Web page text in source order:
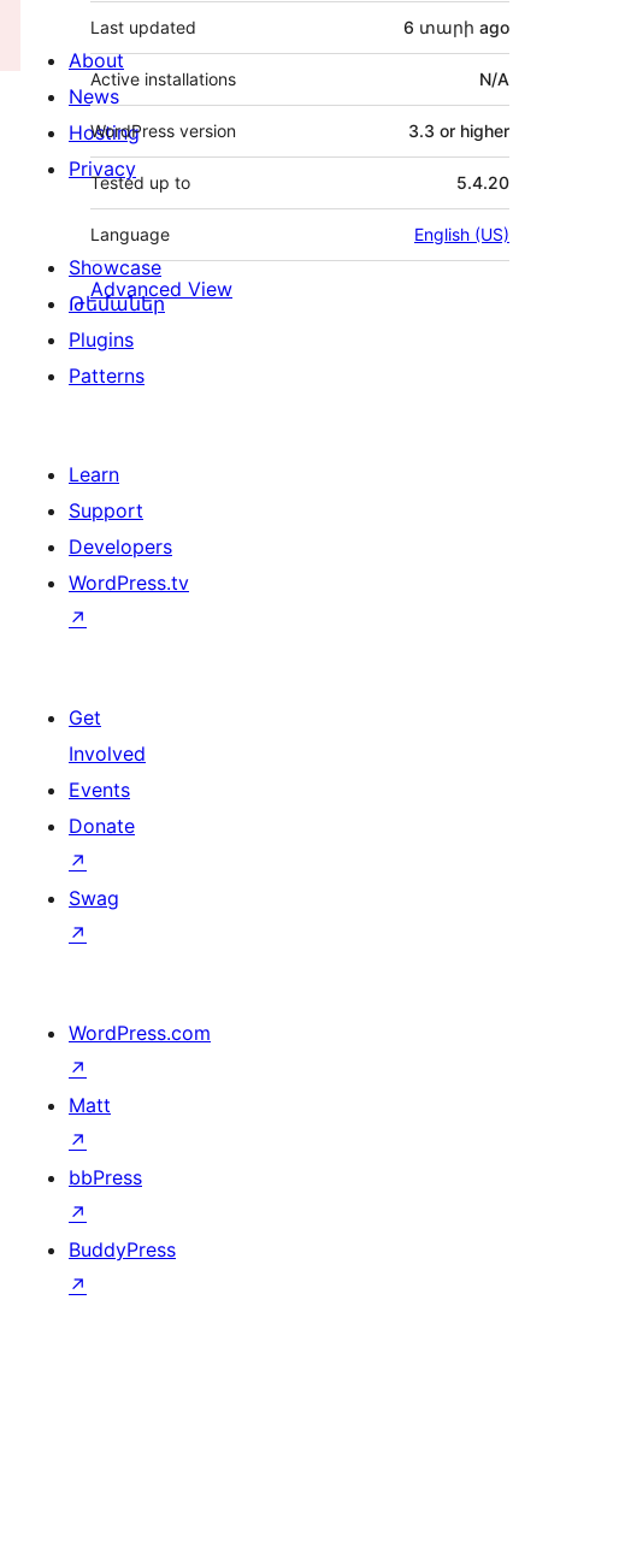
Last updated 6 տարի ago
Active installations N/A
WordPress version 3.3 or higher
Tested up to 5.4.20
Language English (US)
Advanced View
About
News
Hosting
Privacy
Showcase
Թեմաներ
Plugins
Patterns
Learn
Support
Developers
WordPress.tv
↗
Get
Involved
Events
Donate
↗
Swag
↗
WordPress.com
↗
Matt
↗
bbPress
↗
BuddyPress
↗